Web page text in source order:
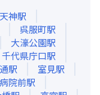
天神駅
呉服町駅
大濠公園駅
千代県庁口駅
駅 室見駅
院前駅